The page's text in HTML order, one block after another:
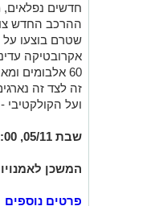
חדשים נפלאים,
ההרכב החדש
שטרם בוצעו
אקרובטיקה
60 אלבומים ומאות שירים.
זה לצד זה
ועל
שבת 05/11, 21:00
המשכן
פרטים נוספים